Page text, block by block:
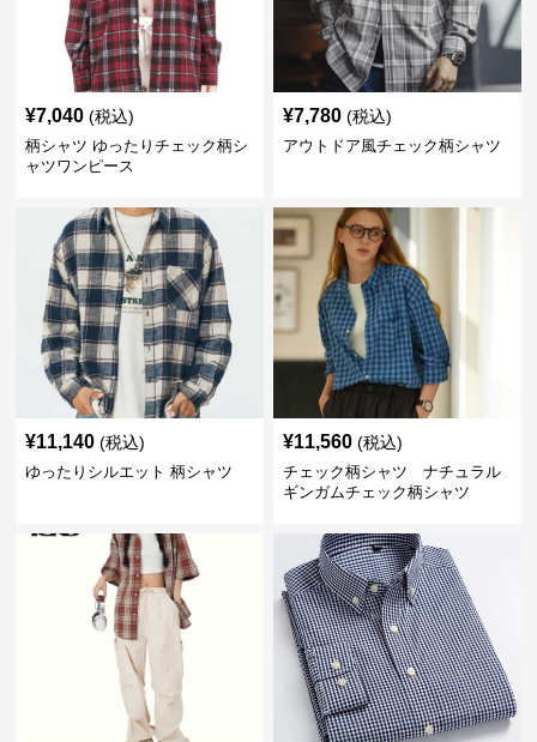
¥7,040 (税込)
柄シャツ ゆったりチェック柄シ
ャツワンピース
¥7,780 (税込)
アウトドア風チェック柄シャツ
¥11,140 (税込)
ゆったりシルエット 柄シャツ
¥11,560 (税込)
チェック柄シャツ ナチュラル
ギンガムチェック柄シャツ